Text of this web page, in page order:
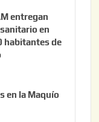
entregan
en
habitantes de
en la Maquío